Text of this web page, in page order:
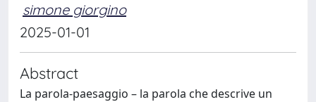
simone giorgino
2025-01-01
Abstract
La parola-paesaggio – la parola che descrive un